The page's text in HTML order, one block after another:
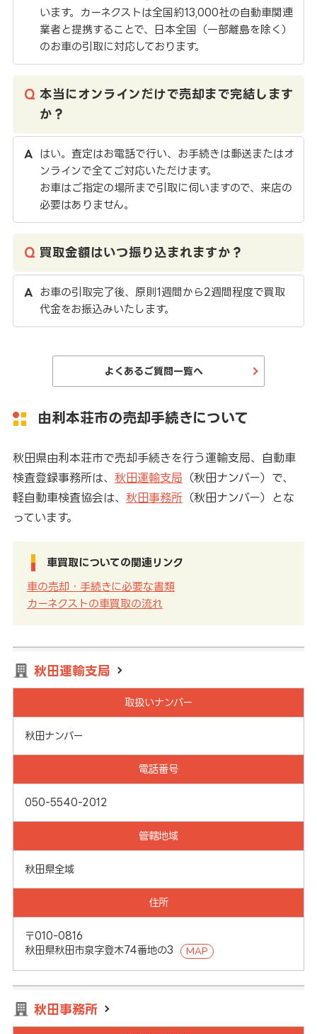
います。カーネクストは全国約13,000社の自動車関連
業者と提携することで、日本全国（一部離島を除く）
のお車の引取に対応しております。
本当にオンラインだけで売却まで完結します
か？
はい。査定はお電話で行い、お手続きは郵送またはオ
ンラインで全てご対応いただけます。
お車はご指定の場所まで引取に伺いますので、来店の
必要はありません。
買取金額はいつ振り込まれますか？
お車の引取完了後、原則1週間から2週間程度で買取
代金をお振込みいたします。
よくあるご質問一覧へ
由利本荘市の売却手続きについて
秋田県由利本荘市で売却手続きを行う運輸支局、自動車
検査登録事務所は、 秋田運輸支局 （秋田ナンバー）で、
軽自動車検査協会は、 秋田事務所（秋田ナンバー）とな
っています。
車買取についての関連リンク
車の売却・手続きに必要な書類
カーネクストの車買取の流れ
秋田運輸支局
取扱いナンバー
秋田ナンバー
電話番号
050-5540-2012
管轄地域
秋田県全域
住所
〒010-0816
秋田県秋田市泉字登木74番地の3
MAP
秋田事務所